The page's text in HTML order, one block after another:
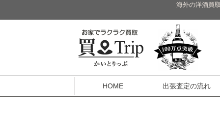
海外の洋酒買
HOME 出張査定の流れ